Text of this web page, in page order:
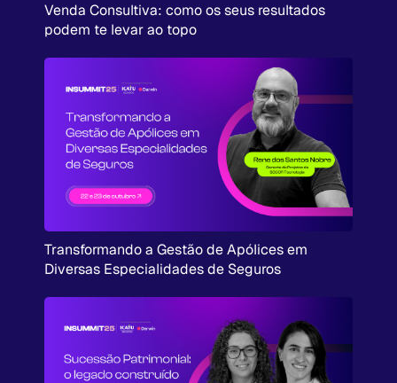
Venda Consultiva: como os seus resultados
podem te levar ao topo
Transformando a Gestão de Apólices em
Diversas Especialidades de Seguros